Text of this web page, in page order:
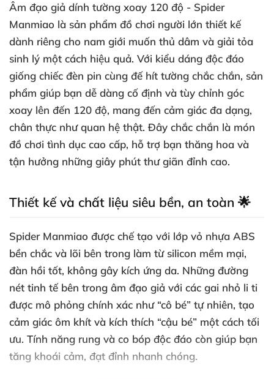
Âm đạo giả dính tường xoay 120 độ - Spider
Manmiao là sản phẩm đồ chơi người lớn thiết kế
dành riêng cho nam giới muốn thủ dâm và giải tỏa
sinh lý một cách hiệu quả. Với kiểu dáng độc đáo
giống chiếc đèn pin cùng đế hít tường chắc chắn, sản
phẩm giúp bạn dễ dàng cố định và tùy chỉnh góc
xoay lên đến 120 độ, mang đến cảm giác đa dạng,
chân thực như quan hệ thật. Đây chắc chắn là món
đồ chơi tình dục cao cấp, hỗ trợ bạn thăng hoa và
tận hưởng những giây phút thư giãn đỉnh cao.
Thiết kế và chất liệu siêu bền, an toàn 🌟
Spider Manmiao được chế tạo với lớp vỏ nhựa ABS
bền chắc và lõi bên trong làm từ silicon mềm mại,
đàn hồi tốt, không gây kích ứng da. Những đường
nét tinh tế bên trong âm đạo giả với các gai nhỏ li ti
được mô phỏng chính xác như “cô bé” tự nhiên, tạo
cảm giác ôm khít và kích thích “cậu bé” một cách tối
ưu. Tính năng rung và co bóp độc đáo còn giúp bạn
tăng khoái cảm, đạt đỉnh nhanh chóng.